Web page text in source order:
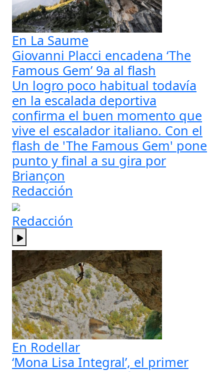
En La Saume
Giovanni Placci encadena ‘The
Famous Gem’ 9a al flash
Un logro poco habitual todavía
en la escalada deportiva
confirma el buen momento que
vive el escalador italiano. Con el
flash de 'The Famous Gem' pone
punto y final a su gira por
Briançon
Redacción
Redacción
En Rodellar
‘Mona Lisa Integral’, el primer